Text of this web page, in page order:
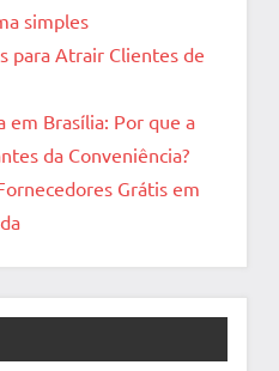
simples
para Atrair Clientes de
em Brasília: Por que a
da Conveniência?
Grátis em